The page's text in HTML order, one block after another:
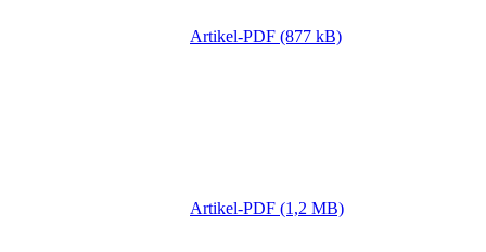
Artikel-PDF (877 kB)
Artikel-PDF (1,2 MB)